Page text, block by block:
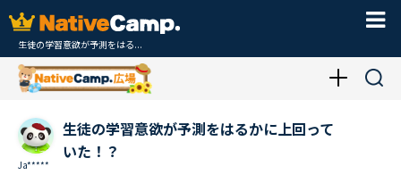
生徒の学習意欲が予測をはる...
Ja*****
生徒の学習意欲が予測をはるかに上回って
いた！？